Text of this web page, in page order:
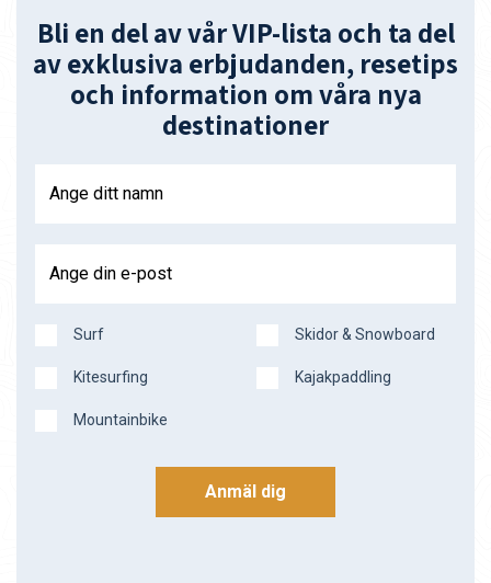
Bli en del av vår VIP-lista och ta del
av exklusiva erbjudanden, resetips
och information om våra nya
destinationer
Ange ditt namn
Ange din e-post
Surf Skidor & Snowboard
Kitesurfing Kajakpaddling
Mountainbike
Anmäl dig